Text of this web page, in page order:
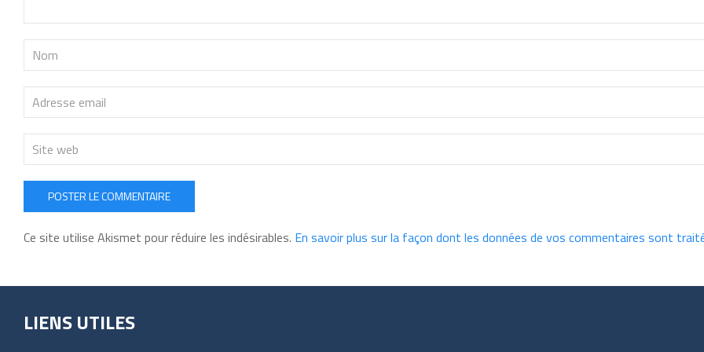
POSTER LE COMMENTAIRE
Ce site utilise Akismet pour réduire les indésirables. En savoir plus sur la façon dont les données de vos commentaires sont
LIENS UTILES